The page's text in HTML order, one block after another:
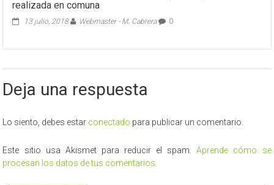
realizada en comuna
13 julio, 2018 Webmaster - M. Cabrera 0
Deja una respuesta
Lo siento, debes estar conectado para publicar un comentario.
Este sitio usa Akismet para reducir el spam.Aprende cómo se
procesan los datos de tus comentarios.